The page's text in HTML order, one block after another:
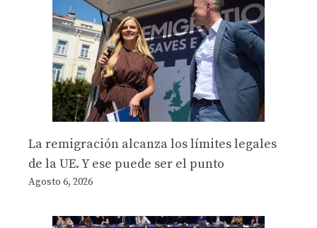
La remigración alcanza los límites legales
de la UE. Y ese puede ser el punto
Agosto 6, 2026